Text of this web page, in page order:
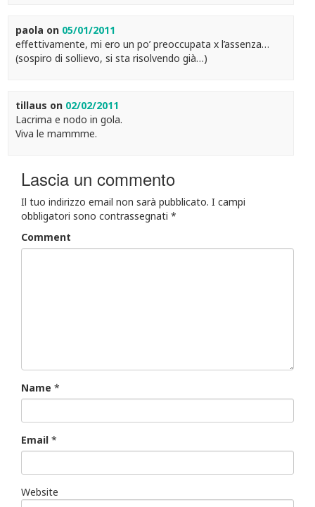
paola on 05/01/2011
effettivamente, mi ero un po’ preoccupata x l’assenza…
(sospiro di sollievo, si sta risolvendo già…)
tillaus on 02/02/2011
Lacrima e nodo in gola.
Viva le mammme.
Lascia un commento
Il tuo indirizzo email non sarà pubblicato. I campi
obbligatori sono contrassegnati *
Comment
Name *
Email *
Website